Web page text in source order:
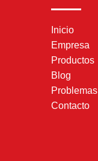
Inicio
Empresa
Productos
Blog
Contacto